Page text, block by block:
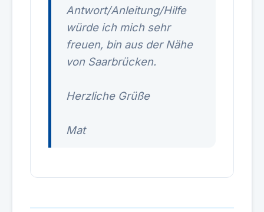
Antwort/Anleitung/Hilfe
würde ich mich sehr
freuen, bin aus der Nähe
von Saarbrücken.
Herzliche Grüße
Mat